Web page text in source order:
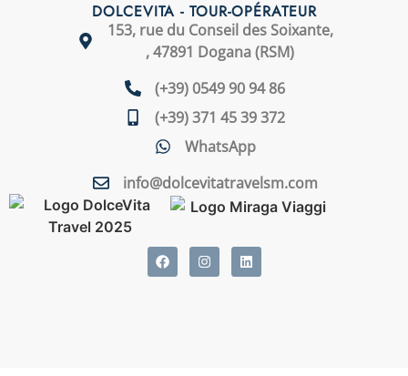
DOLCEVITA - TOUR-OPÉRATEUR
153, rue du Conseil des Soixante,
, 47891 Dogana (RSM)
(+39) 0549 90 94 86
(+39) 371 45 39 372
WhatsApp
info@dolcevitatravelsm.com